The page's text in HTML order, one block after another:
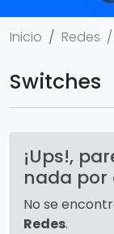
Inicio Redes
Switches
¡Ups!,
nada por
No se
Redes.